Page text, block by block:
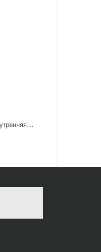
Кран шаровой Equation 1" внутренняя-внутренняя резьба с длинной ручкой